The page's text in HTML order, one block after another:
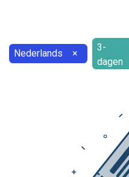
Nederlands ×
3-
dagen